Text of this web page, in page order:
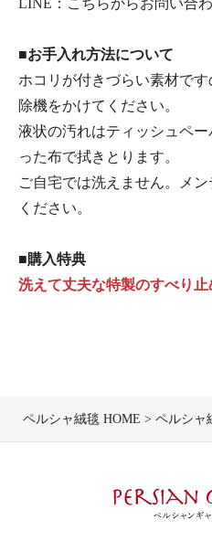
LINE： こちらからお問い合
■お手入れ方法について
ホコリが付きづらい素材で
除機をかけてください。
液状の汚れはティッシュペ
った布で拭きとります。
ご自宅では洗えません。メ
ください。
■購入特典
洗えて丈夫な特製のすべり
ペルシャ絨毯 HOME ペルシャ